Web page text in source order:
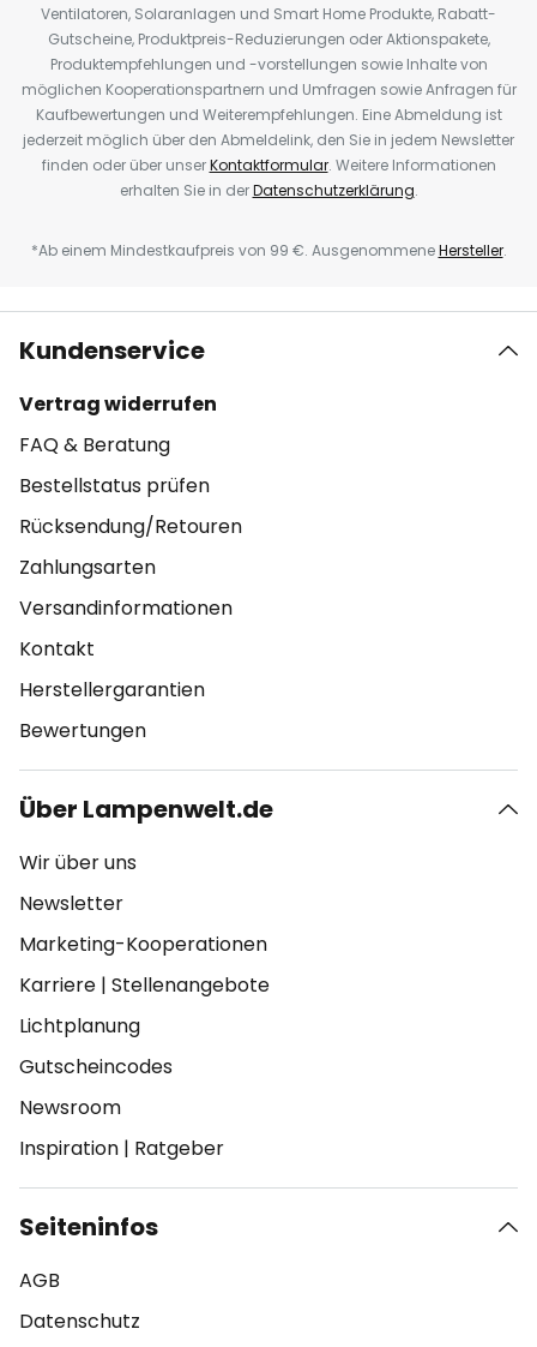
Ventilatoren, Solaranlagen und Smart Home Produkte, Rabatt-
Gutscheine, Produktpreis-Reduzierungen oder Aktionspakete,
Produktempfehlungen und -vorstellungen sowie Inhalte von
möglichen Kooperationspartnern und Umfragen sowie Anfragen für
Kaufbewertungen und Weiterempfehlungen. Eine Abmeldung ist
jederzeit möglich über den Abmeldelink, den Sie in jedem Newsletter
finden oder über unserKontaktformular. Weitere Informationen
erhalten Sie in derDatenschutzerklärung.
*Ab einem Mindestkaufpreis von 99 €. AusgenommeneHersteller.
Kundenservice
Vertrag widerrufen
FAQ & Beratung
Bestellstatus prüfen
Rücksendung/Retouren
Zahlungsarten
Versandinformationen
Kontakt
Herstellergarantien
Bewertungen
Über Lampenwelt.de
Wir über uns
Newsletter
Marketing-Kooperationen
Karriere | Stellenangebote
Lichtplanung
Gutscheincodes
Newsroom
Inspiration | Ratgeber
Seiteninfos
AGB
Datenschutz